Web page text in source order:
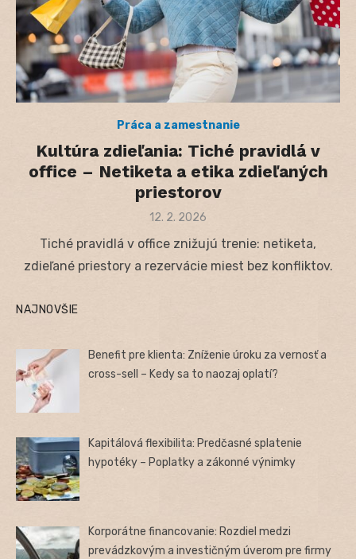
Práca a zamestnanie
Kultúra zdieľania: Tiché pravidlá v
office – Netiketa a etika zdieľaných
priestorov
Posted
12. 2. 2026
Tiché pravidlá v office znižujú trenie: netiketa,
zdieľané priestory a rezervácie miest bez konfliktov.
NAJNOVŠIE
Benefit pre klienta: Zníženie úroku za vernosť a
cross-sell – Kedy sa to naozaj oplatí?
Kapitálová flexibilita: Predčasné splatenie
hypotéky – Poplatky a zákonné výnimky
Korporátne financovanie: Rozdiel medzi
prevádzkovým a investičným úverom pre firmy